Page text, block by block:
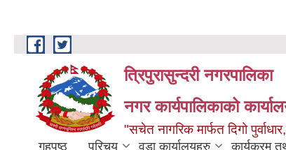
Skip to main content
त्रिपुरासुन्दरी नगरपालिका
नगर कार्यपालिकाको
"सचेत नागरिक मार्फत दिगो
गृहपृष्ठ परिचय वडा कार्यालयहरु कार्यक्रम